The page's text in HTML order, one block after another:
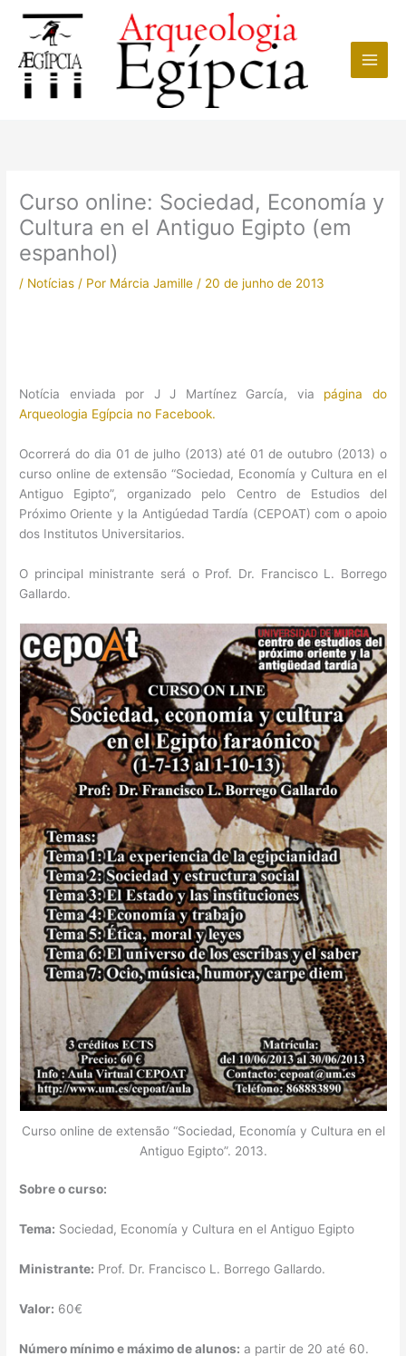
conteúdo
Curso online: Sociedad, Economía y
Cultura en el Antiguo Egipto (em
espanhol)
/ Notícias / Por Márcia Jamille / 20 de junho de 2013
Notícia enviada por J J Martínez García, via página do
Arqueologia Egípcia no Facebook.
Ocorrerá do dia 01 de julho (2013) até 01 de outubro (2013) o
curso online de extensão “Sociedad, Economía y Cultura en el
Antiguo Egipto”, organizado pelo Centro de Estudios del
Próximo Oriente y la Antigúedad Tardía (CEPOAT) com o apoio
dos Institutos Universitarios.
O principal ministrante será o Prof. Dr. Francisco L. Borrego
Gallardo.
Curso online de extensão “Sociedad, Economía y Cultura en el
Antiguo Egipto”. 2013.
Sobre o curso:
Tema: Sociedad, Economía y Cultura en el Antiguo Egipto
Ministrante: Prof. Dr. Francisco L. Borrego Gallardo.
Valor: 60€
Número mínimo e máximo de alunos: a partir de 20 até 60.